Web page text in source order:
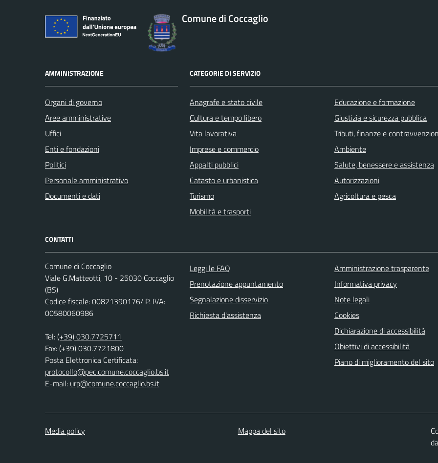
Comune di Coccaglio
AMMINISTRAZIONE
Organi di governo
Aree amministrative
Uffici
Enti e fondazioni
Politici
Personale amministrativo
Documenti e dati
CATEGORIE DI SERVIZIO
Anagrafe e stato civile
Cultura e tempo libero
Vita lavorativa
Imprese e commercio
Appalti pubblici
Catasto e urbanistica
Turismo
Mobilità e trasporti
Educazione e formazione
Giustizia e sicurezza pubblica
Tributi, finanze e
Ambiente
Salute, benessere e assistenza
Autorizzazioni
Agricoltura e pesca
CONTATTI
Comune di Coccaglio
Viale G.Matteotti, 10 - 25030 Coccaglio
(BS)
Codice fiscale: 00821390176/ P. IVA:
00580060986
Tel:(+39) 030.7725711
Fax: (+39) 030.7721800
Posta Elettronica Certificata:
protocollo@pec.comune.coccaglio.bs.it
E-mail: urp@comune.coccaglio.bs.it
Leggi le FAQ
Prenotazione appuntamento
Segnalazione disservizio
Richiesta d'assistenza
Amministrazione trasparente
Informativa privacy
Note legali
Cookies
Dichiarazione di accessibilità
Obiettivi di accessibilità
Piano di miglioramento del sito
Media policy Mappa del sito